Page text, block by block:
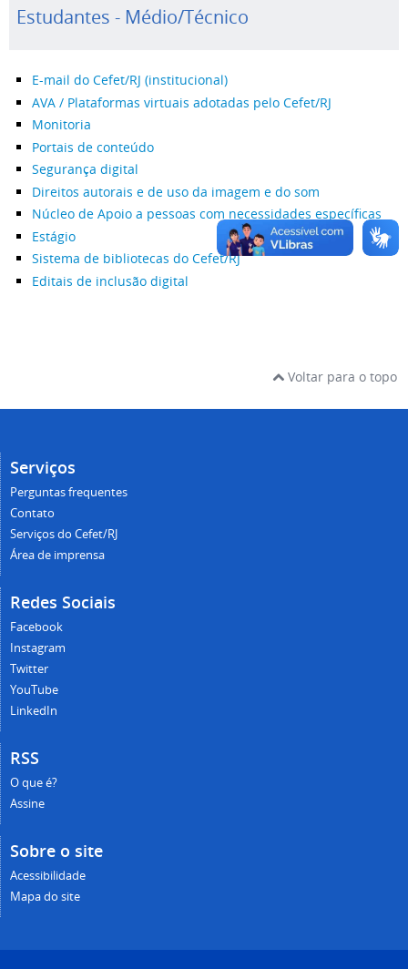
Estudantes - Médio/Técnico
E-mail do Cefet/RJ (institucional)
AVA / Plataformas virtuais adotadas pelo Cefet/RJ
Monitoria
Portais de conteúdo
Segurança digital
Direitos autorais e de uso da imagem e do som
Núcleo de Apoio a pessoas com necessidades específicas
Estágio
Sistema de bibliotecas do Cefet/RJ
Editais de inclusão digital
Voltar para o topo
Serviços
Perguntas frequentes
Contato
Serviços do Cefet/RJ
Área de imprensa
Redes Sociais
Facebook
Instagram
Twitter
YouTube
LinkedIn
RSS
O que é?
Assine
Sobre o site
Acessibilidade
Mapa do site